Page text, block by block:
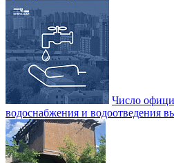
Число
водоснабжения и водоотведения